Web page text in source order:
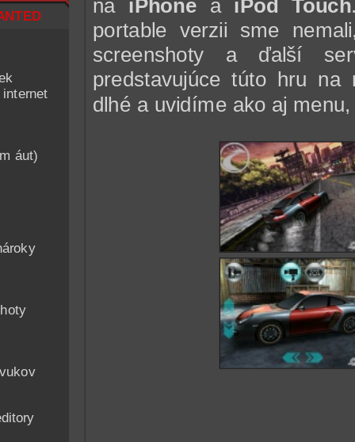
áut)
na iPhonea iPod Touch
portable verzii sme
screenshoty a ďalší
predstavujúce túto hru na
dlhé a uvidíme ako aj